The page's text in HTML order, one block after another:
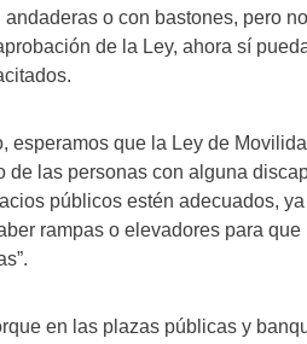
andaderas o con bastones, pero
de la Ley, ahora sí
esperamos que la Ley de
de las personas con alguna
públicos estén adecuados,
rampas o elevadores para
en las plazas públicas y